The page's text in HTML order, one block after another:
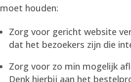
moet houden:
Zorg voor gericht website
dat het bezoekers zijn die
Zorg voor zo min mogelijk
Denk hierbij aan het